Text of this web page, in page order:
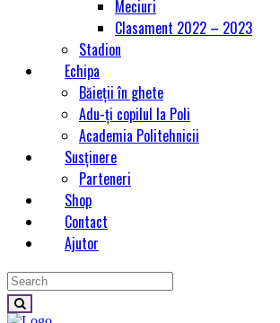
Meciuri
Clasament 2022 – 2023
Stadion
Echipa
Băieții în ghete
Adu-ți copilul la Poli
Academia Politehnicii
Susținere
Parteneri
Shop
Contact
Ajutor